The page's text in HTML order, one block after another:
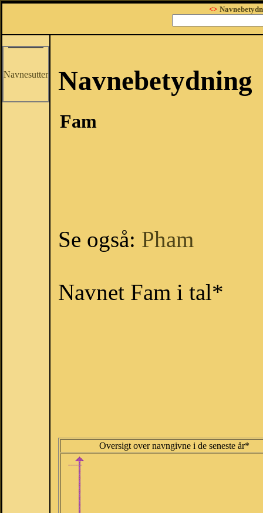
<>
Navnesutter Navnebetydning
Fam
Se også: Pham
Navnet Fam i tal*
Oversigt over navngivne i de seneste år*